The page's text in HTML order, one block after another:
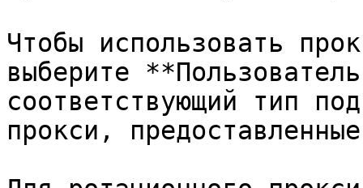
Чтобы использовать
выберите
соответствующий тип
прокси,